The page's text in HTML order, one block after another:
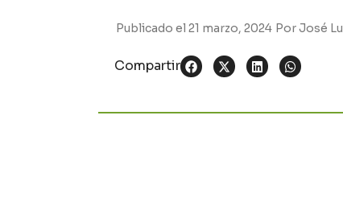
Publicado el 21 marzo, 2024 PorJosé
Compartir